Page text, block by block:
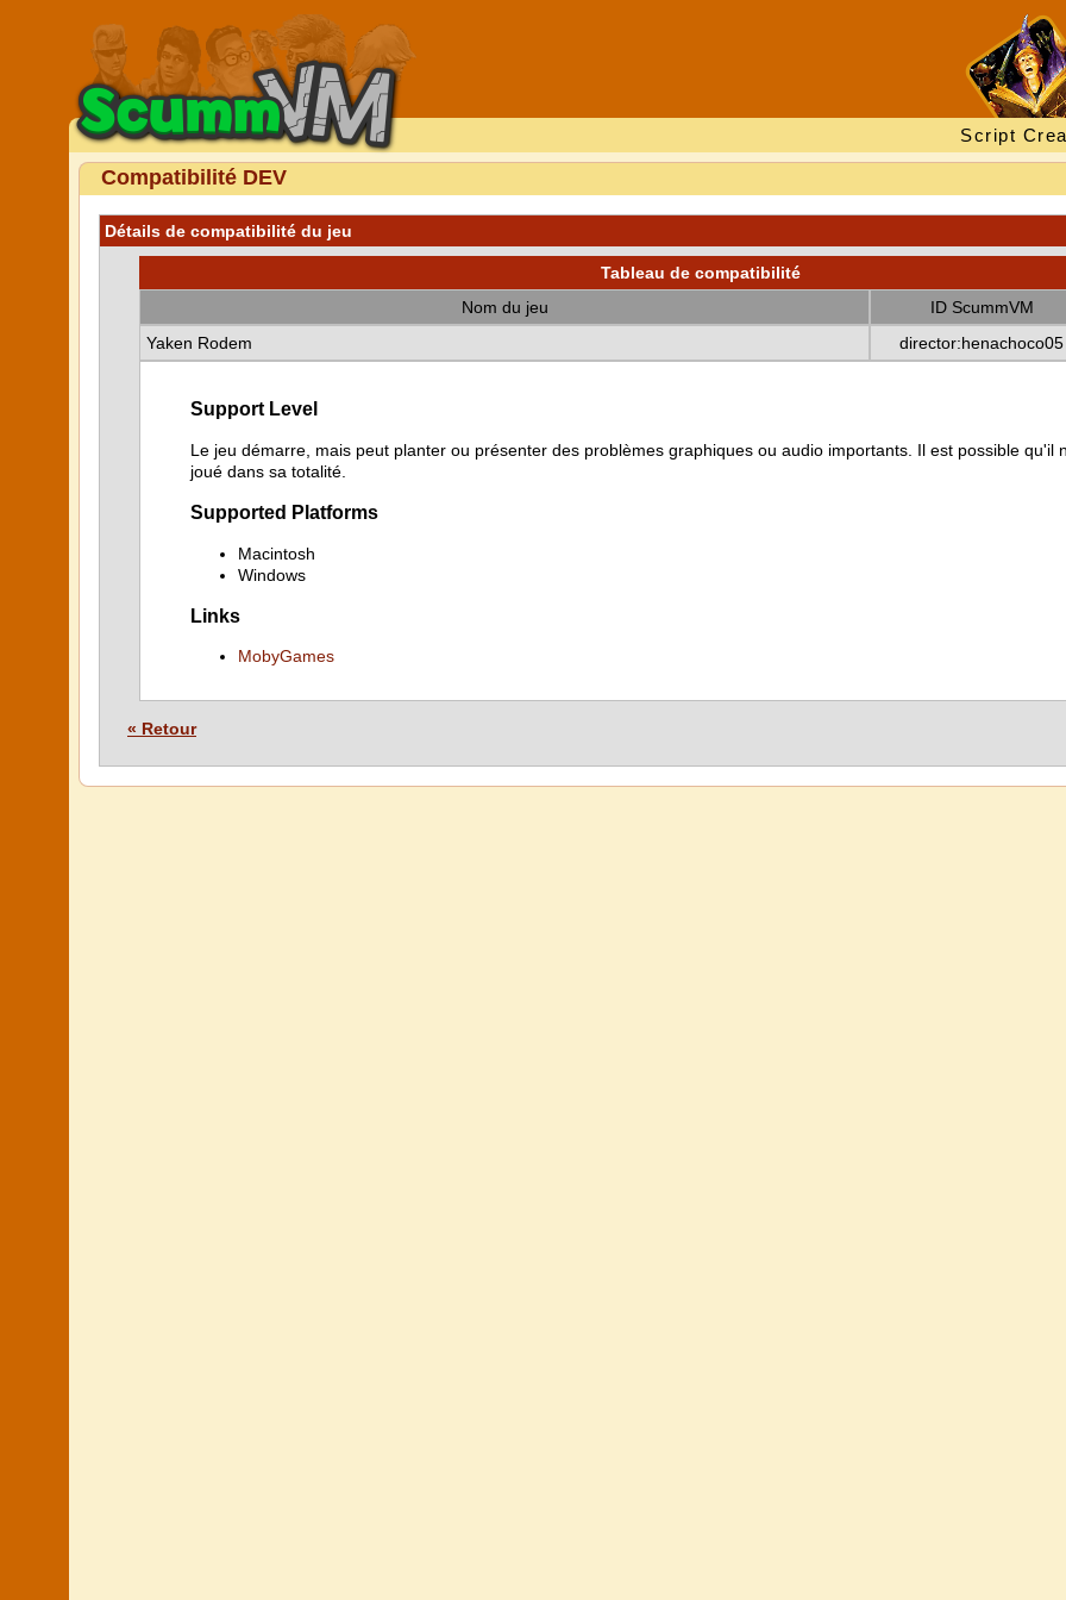
Script
Compatibilité DEV
Détails de compatibilité du jeu
Tableau de compatibilité
Nom du jeu
ID ScummVM
Yaken Rodem
director:henachoco05
Support Level
Le jeu démarre, mais peut planter ou présenter des problèmes graphiques ou audio importants. Il est possible qu'il
joué dans sa totalité.
Supported Platforms
Macintosh
Windows
Links
MobyGames
« Retour